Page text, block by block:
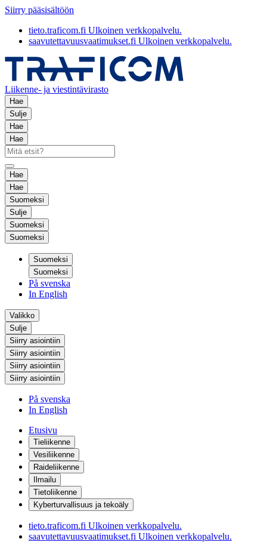
Siirry pääsisältöön
tieto.traficom.fi Ulkoinen verkkopalvelu.
saavutettavuusvaatimukset.fi Ulkoinen verkkopalvelu.
Liikenne- ja viestintävirasto
Hae
Sulje
Hae
Hae
Hae
Hae
Suomeksi
Sulje
Suomeksi
Suomeksi
Suomeksi
Suomeksi
På svenska
In English
Valikko
Sulje
Siirry asiointiin
Siirry asiointiin
Siirry asiointiin
Siirry asiointiin
På svenska
In English
Etusivu
Tieliikenne
Vesiliikenne
Raideliikenne
Ilmailu
Tietoliikenne
Kyberturvallisuus ja tekoäly
tieto.traficom.fi Ulkoinen verkkopalvelu.
saavutettavuusvaatimukset.fi Ulkoinen verkkopalvelu.